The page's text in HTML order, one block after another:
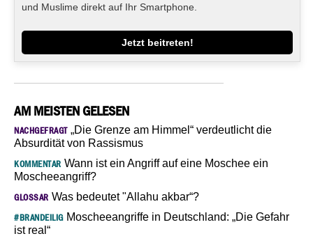
und Muslime direkt auf Ihr Smartphone.
Jetzt beitreten!
AM MEISTEN GELESEN
NACHGEFRAGT„Die Grenze am Himmel“ verdeutlicht die
Absurdität von Rassismus
KOMMENTAR Wann ist ein Angriff auf eine Moschee ein
Moscheeangriff?
GLOSSAR Was bedeutet "Allahu akbar“?
#BRANDEILIGMoscheeangriffe in Deutschland: „Die Gefahr
ist real“